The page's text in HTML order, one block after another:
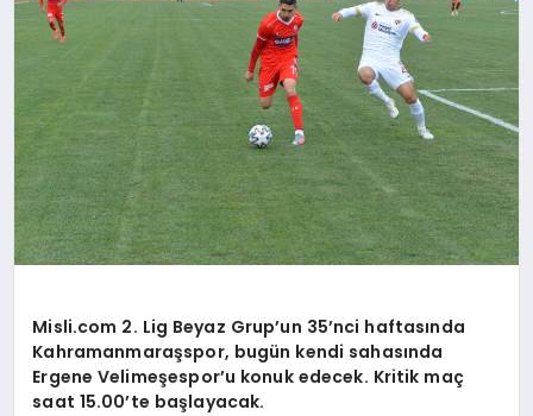
Misli.com 2. Lig Beyaz Grup’un 35’nci haftasında
Kahramanmaraşspor, bugün kendi sahasında
Ergene Velimeşespor’u konuk edecek. Kritik maç
saat 15.00’te başlayacak.